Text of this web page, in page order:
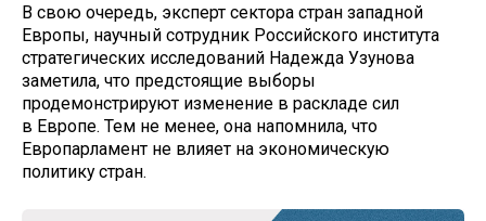
В свою очередь, эксперт сектора стран западной
Европы, научный сотрудник Российского института
стратегических исследований Надежда Узунова
заметила, что предстоящие выборы
продемонстрируют изменение в раскладе сил
в Европе. Тем не менее, она напомнила, что
Европарламент не влияет на экономическую
политику стран.